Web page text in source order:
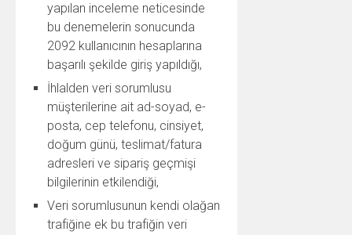
yapılan inceleme neticesinde
bu denemelerin sonucunda
2092 kullanıcının hesaplarına
başarılı şekilde giriş yapıldığı,
İhlalden veri sorumlusu
müşterilerine ait ad-soyad, e-
posta, cep telefonu, cinsiyet,
doğum günü, teslimat/fatura
adresleri ve sipariş geçmişi
bilgilerinin etkilendiği,
Veri sorumlusunun kendi olağan
trafiğine ek bu trafiğin veri